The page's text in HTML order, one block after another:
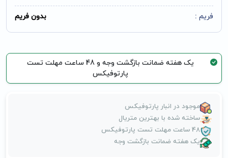
فریم : بدون فریم
یک هفته ضمانت بازگشت وجه و 48 ساعت مهلت تست
پارتوفیکس
موجود در انبار پارتوفیکس
ساخته شده با بهترین متریال
48 ساعت مهلت تست پارتوفیکس
یک هفته ضمانت بازگشت وجه